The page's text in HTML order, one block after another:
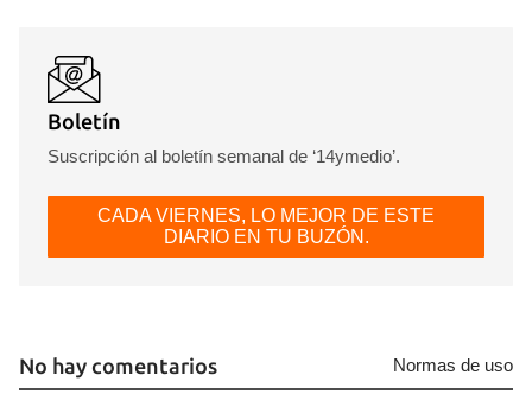
Boletín
Suscripción al boletín semanal de ‘14ymedio’.
CADA VIERNES, LO MEJOR DE ESTE
DIARIO EN TU BUZÓN.
No hay comentarios Normas de uso